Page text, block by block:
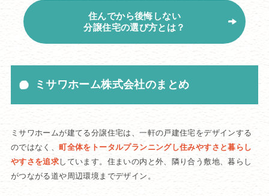
住んでから後悔しない
分譲住宅の選び方とは？
ミサワホーム株式会社のまとめ
ミサワホームが建てる分譲住宅は、一軒の戸建住宅をデザインする
のではなく、町全体をトータルプランニングし住みやすさと暮らし
やすさを追求しています。住まいの内と外、隣り合う敷地、暮らし
がつながる道や周辺環境までデザイン。